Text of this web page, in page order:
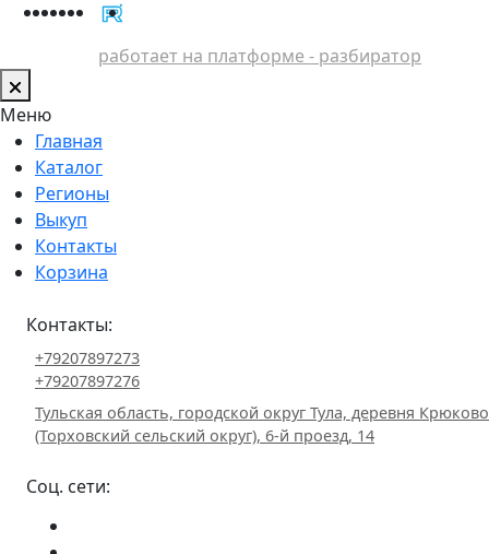
работает на платформе - разбиратор
Меню
Главная
Каталог
Регионы
Выкуп
Контакты
Корзина
Контакты:
+79207897273
+79207897276
Тульская область, городской округ Тула, деревня Крюково
(Торховский сельский округ), 6-й проезд, 14
Соц. сети: